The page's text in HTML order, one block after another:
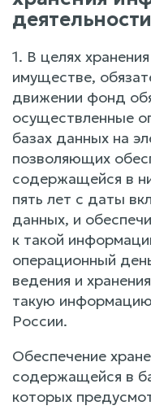
1. В целях
имуществе,
движении фонд
осуществленные
базах данных на
позволяющих
содержащейся в
пять лет с даты
данных, и
к такой
операционный
ведения и
такую
России.
Обеспечение
содержащейся в
которых